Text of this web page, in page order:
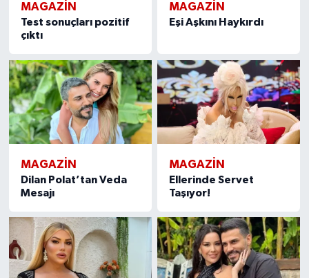
MAGAZIN
Test sonuçları pozitif
çıktı
MAGAZIN
Eşi Aşkını Haykırdı
MAGAZIN
Dilan Polat’tan Veda
Mesajı
MAGAZIN
Ellerinde Servet
Taşıyor!